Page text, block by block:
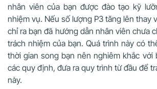
nhân viên của bạn được đào tạo kỹ
nhiệm vụ. Nếu số lượng P3 tăng lên thay
chỉ ra bạn đã hướng dẫn nhân viên chưa
trách nhiệm của bạn. Quá trình này có
thời gian song bạn nên nghiêm khắc với
các quy định, đưa ra quy trình từ đầu để
này.